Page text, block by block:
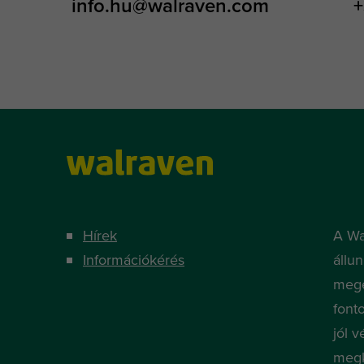
info.hu@walraven.com
Hírek
Információkérés
A
jól